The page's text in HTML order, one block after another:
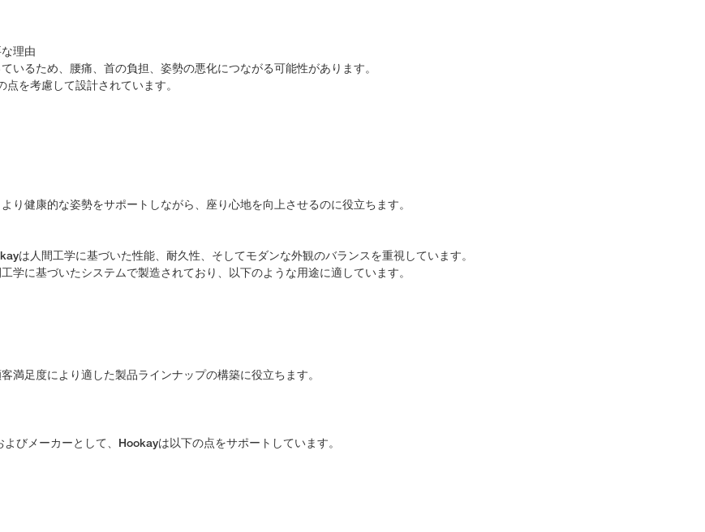
理由
るため、腰痛、首の負担、姿勢の悪化につながる可能性があります。
を考慮して設計されています。
健康的な姿勢をサポートしながら、座り心地を向上させるのに役立ちます。
は人間工学に基づいた性能、耐久性、そしてモダンな外観のバランスを重視しています。
に基づいたシステムで製造されており、以下のような用途に適しています。
満足度により適した製品ラインナップの構築に役立ちます。
びメーカーとして、Hookayは以下の点をサポートしています。